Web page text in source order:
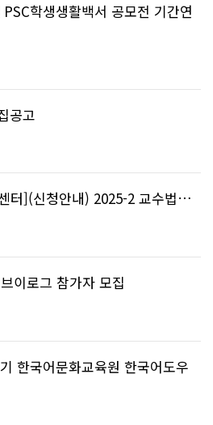
학생생활백서 공모전 기간연
공고
터](신청안내) 2025-2 교수법…
이로그 참가자 모집
한국어문화교육원 한국어도우